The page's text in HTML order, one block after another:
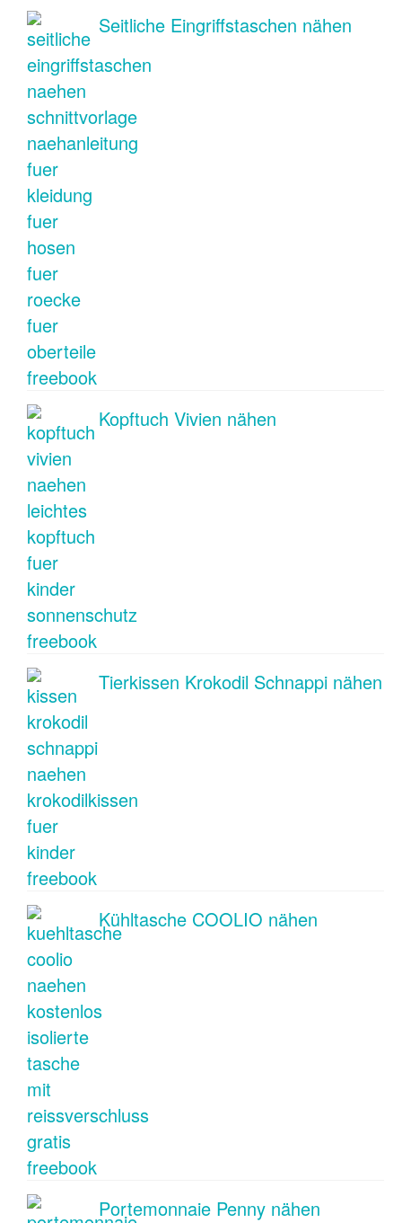
Seitliche Eingriffstaschen nähen
Kopftuch Vivien nähen
Tierkissen Krokodil Schnappi nähen
Kühltasche COOLIO nähen
Portemonnaie Penny nähen